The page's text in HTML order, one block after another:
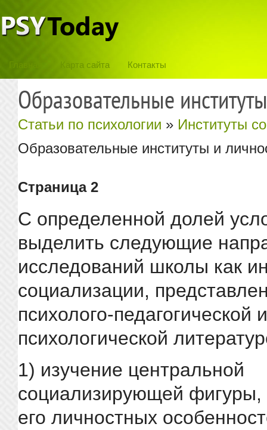
Карта сайта Контакты
Образовательные
Статьи по психологии » Институты
Образовательные институты и
Страница 2
С определенной долей
выделить следующие
исследований школы как
социализации,
психолого-педагогической
психологической
1) изучение центральной
социализирующей фигуры,
его личностных